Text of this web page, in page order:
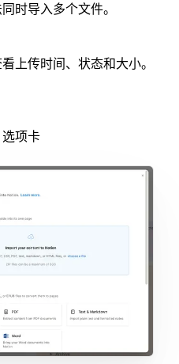
时导入多个文件。
上传时间、状态和大小。
选项卡